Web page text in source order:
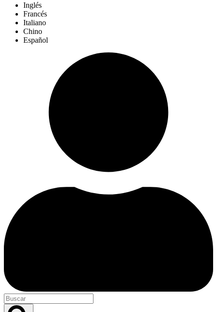
Inglés
Francés
Italiano
Chino
Español